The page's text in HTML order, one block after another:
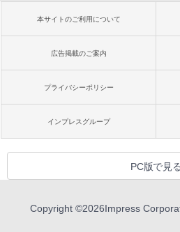
本サイトのご利用について
広告掲載のご案内
プライバシーポリシー
インプレスグループ
PC版で見る
Copyright ©2026Impress